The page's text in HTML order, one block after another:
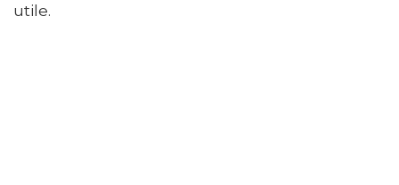
utile.